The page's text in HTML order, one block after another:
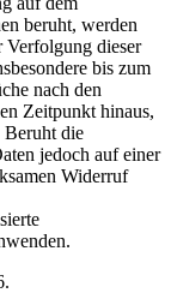
beruht, werden
Verfolgung dieser
bis zum
nach den
Zeitpunkt hinaus,
Beruht die
jedoch auf einer
Widerruf